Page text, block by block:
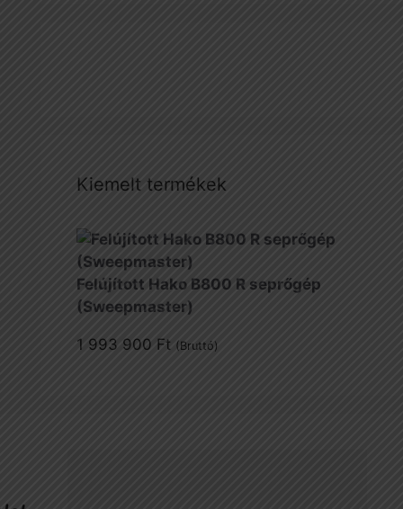
Kiemelt termékek
Felújított Hako B800 R seprőgép
(Sweepmaster)
1 993 900 Ft (Bruttó)